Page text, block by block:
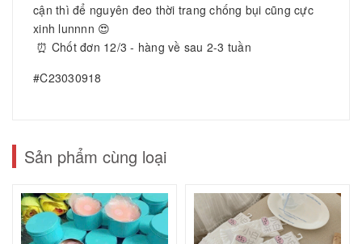
cận thì để nguyên đeo thời trang chống bụi cũng cực
xinh lunnnn 😍
⏰ Chốt đơn 12/3 - hàng về sau 2-3 tuần
#C23030918
Sản phẩm cùng loại